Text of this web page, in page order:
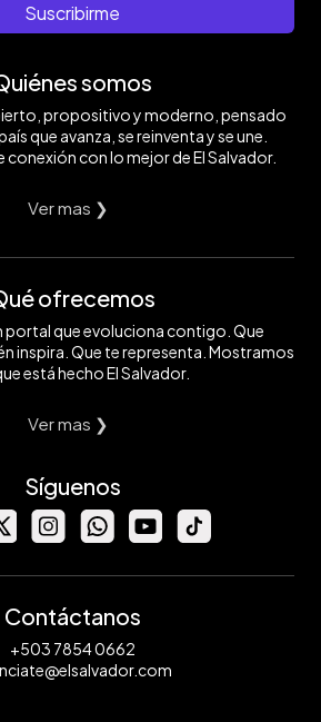
Suscribirme
somos
propositivo y moderno, pensado
que avanza, se reinventa y se une.
con lo mejor de El Salvador.
Ver mas ❯
ofrecemos
portal que evoluciona contigo. Que
inspira. Que te representa. Mostramos
está hecho El Salvador.
Ver mas ❯
Síguenos
Contáctanos
+503 7854 0662